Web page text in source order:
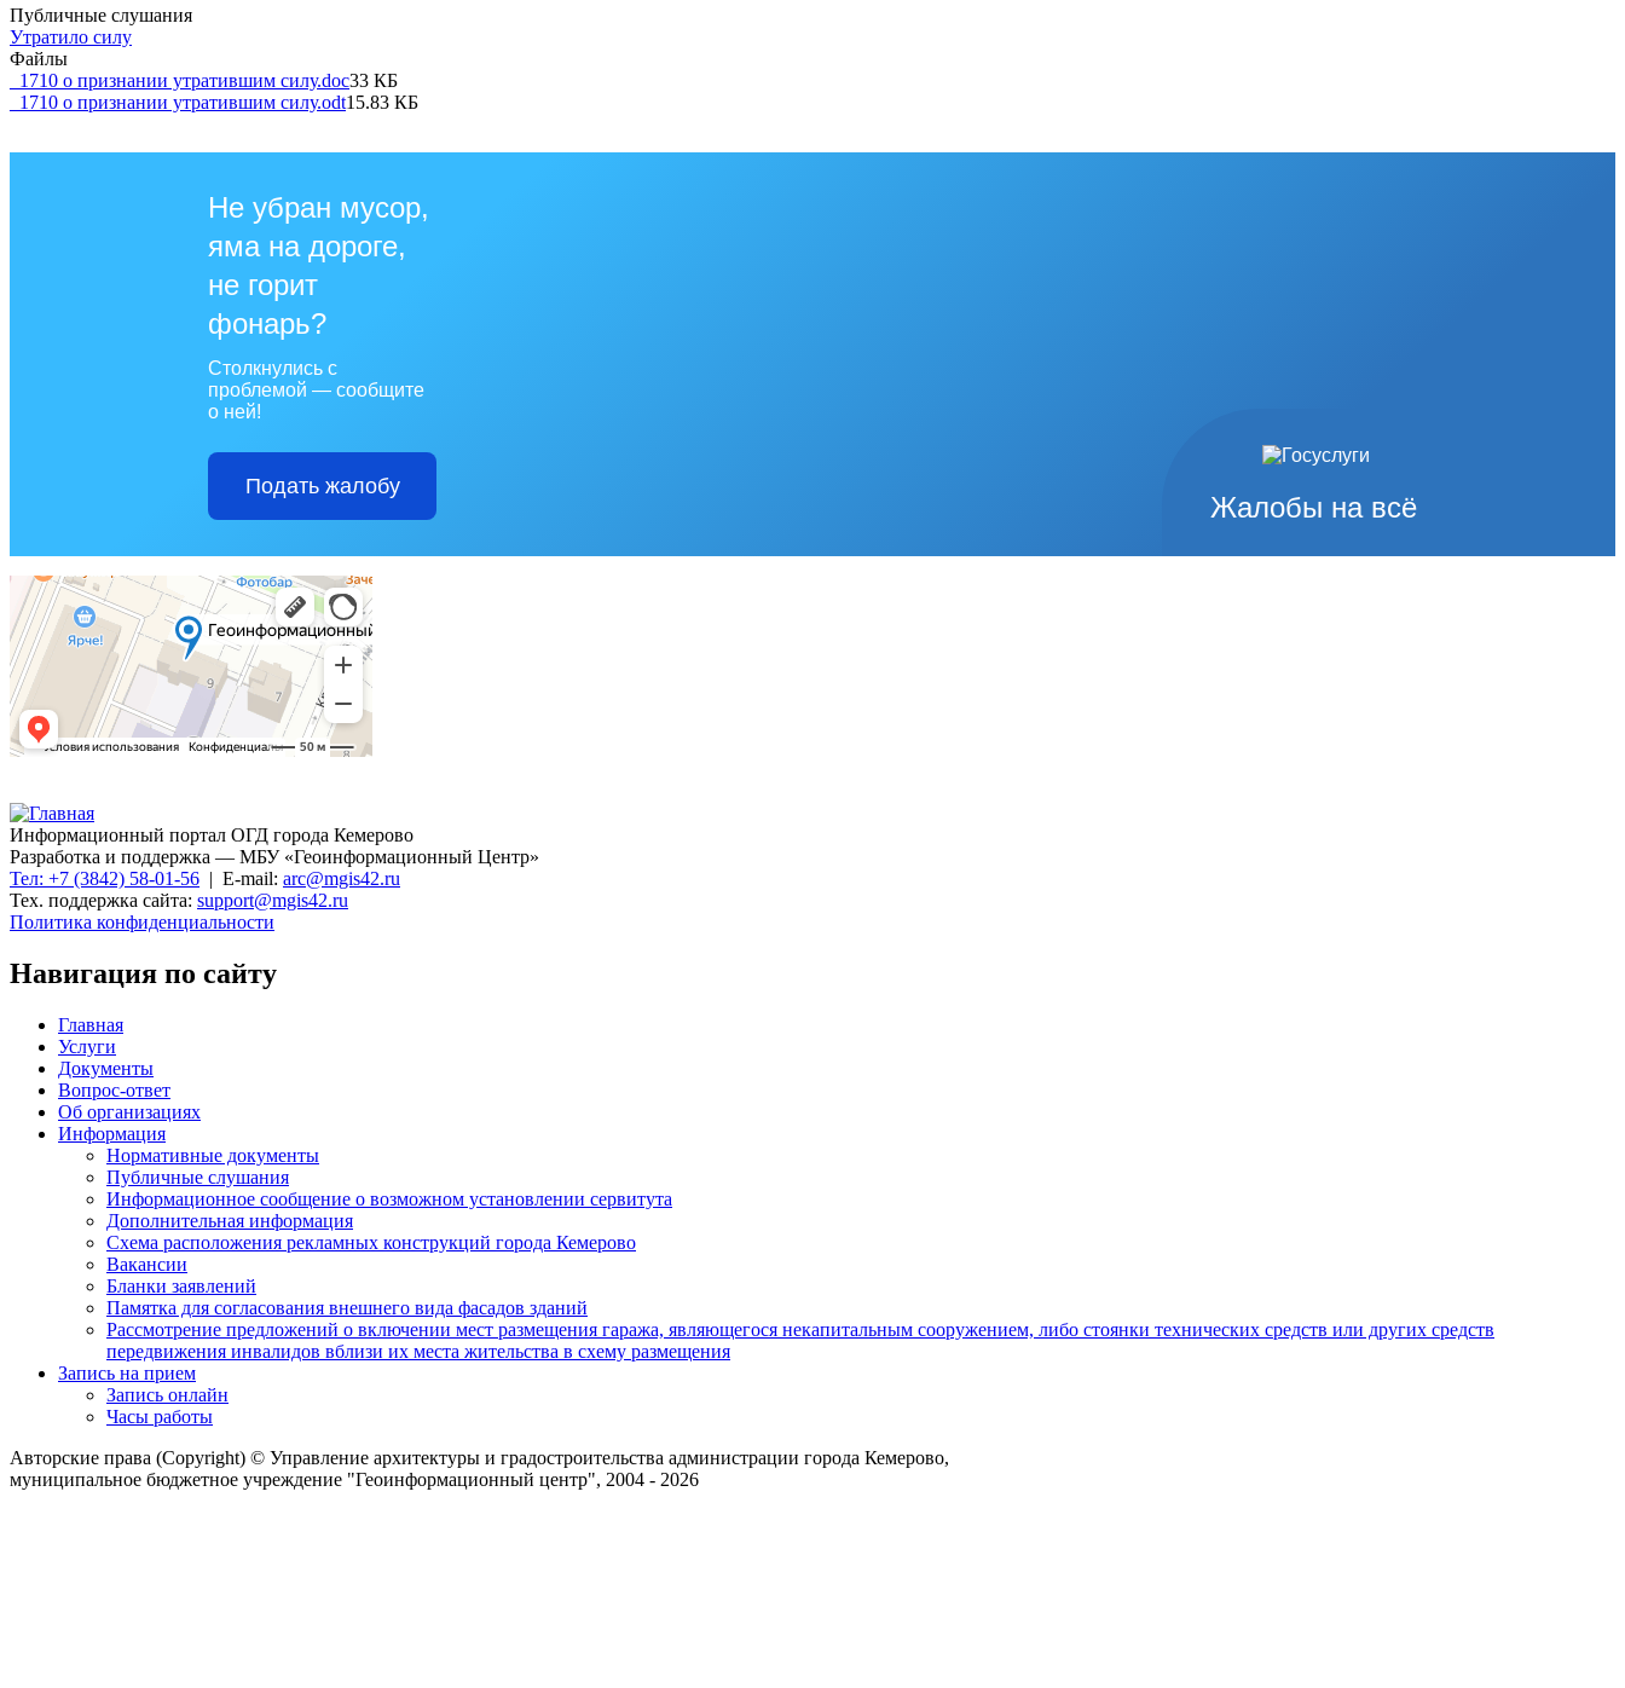
Публичные слушания
Утратило силу
Файлы
_1710 о признании утратившим силу.doc33 КБ
_1710 о признании утратившим силу.odt15.83 КБ
Жалобы на всё
Не убран мусор,
яма на дороге,
не горит
фонарь?
Столкнулись с
проблемой — сообщите
о ней!
Подать жалобу
Информационный портал ОГД города Кемерово
Разработка и поддержка — МБУ «Геоинформационный Центр»
Тел: +7 (3842) 58-01-56 | E-mail: arc@mgis42.ru
Тех. поддержка сайта: support@mgis42.ru
Политика конфиденциальности
Навигация по сайту
Главная
Услуги
Документы
Вопрос-ответ
Об организациях
Информация
Нормативные документы
Публичные слушания
Информационное сообщение о возможном установлении сервитута
Дополнительная информация
Схема расположения рекламных конструкций города Кемерово
Вакансии
Бланки заявлений
Памятка для согласования внешнего вида фасадов зданий
Рассмотрение предложений о включении мест размещения гаража, являющегося некапитальным сооружением, либо стоянки технических средств или других средств
передвижения инвалидов вблизи их места жительства в схему размещения
Запись на прием
Запись онлайн
Часы работы
Авторские права (Copyright) © Управление архитектуры и градостроительства администрации города Кемерово,
муниципальное бюджетное учреждение "Геоинформационный центр", 2004 - 2026